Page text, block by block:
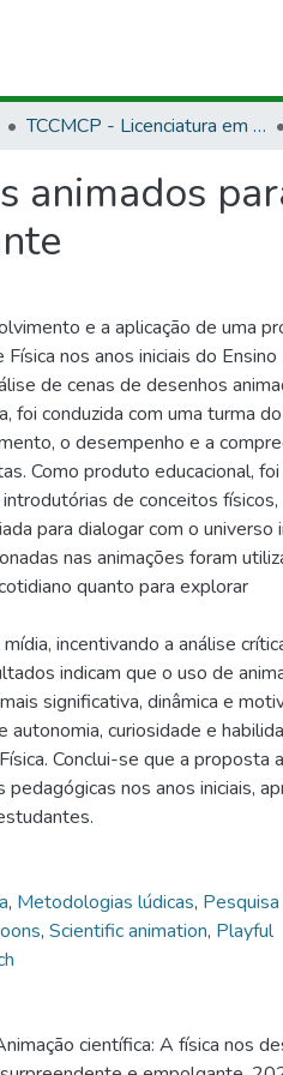
TCCMCP - Licenciatura em Física
animados
e a aplicação de uma
nos anos iniciais do Ensino
de cenas de desenhos
foi conduzida com uma turma
o desempenho e a
Como produto educacional,
de conceitos
para dialogar com o universo
nas animações foram
quanto para explorar
incentivando a análise
indicam que o uso de
significativa, dinâmica e
curiosidade e
Conclui-se que a proposta
nos anos iniciais,
, Metodologias lúdicas, Pesquisa
, Scientific animation, Playful
científica: A física nos